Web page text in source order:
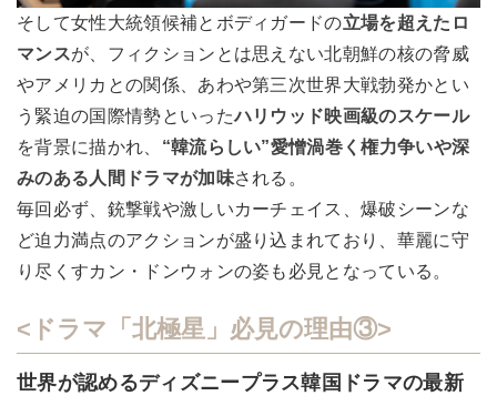
そして女性大統領候補とボディガードの立場を超えたロ
マンスが、フィクションとは思えない北朝鮮の核の脅威
やアメリカとの関係、あわや第三次世界大戦勃発かとい
う緊迫の国際情勢といったハリウッド映画級のスケール
を背景に描かれ、 “韓流らしい”愛憎渦巻く権力争いや深
みのある人間ドラマが加味される。
毎回必ず、銃撃戦や激しいカーチェイス、爆破シーンな
ど迫力満点のアクションが盛り込まれており、華麗に守
り尽くすカン・ドンウォンの姿も必見となっている。
<ドラマ「北極星」必見の理由③>
世界が認めるディズニープラス韓国ドラマの最新